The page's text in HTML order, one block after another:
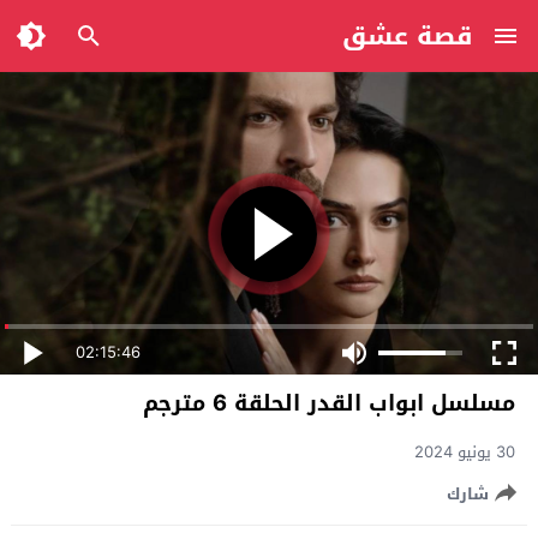
قصة عشق
02:15:46
مسلسل ابواب القدر الحلقة 6 مترجم
30 يونيو 2024
شارك